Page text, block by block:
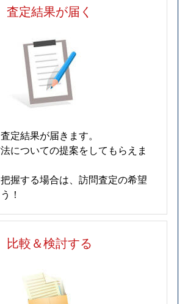
査定結果が届く
定結果が届きます。
についての提案をしてもらえま
握する場合は、訪問査定の希望
！
比較＆検討する